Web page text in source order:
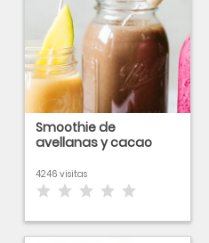
Smoothie de
avellanas y cacao
4246 visitas